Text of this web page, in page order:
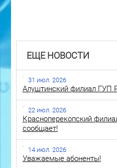
ЕЩЕ НОВОСТИ
31 июл. 2026
Алуштинский филиал ГУП
22 июл. 2026
Красноперекопский
сообщает!
14 июл. 2026
Уважаемые абоненты!